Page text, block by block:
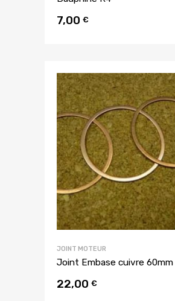
7,00 €
JOINT MOTEUR
Joint Embase cuivre 60mm
22,00 €